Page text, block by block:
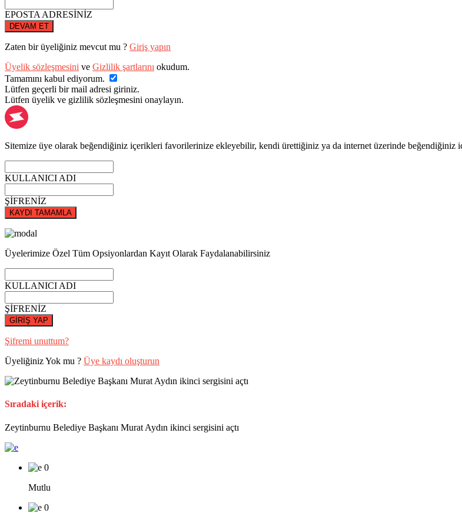
EPOSTA ADRESİNİZ
DEVAM ET
Zaten bir üyeliğiniz mevcut mu ? Giriş yapın
Üyelik sözleşmesini ve Gizlilik şartlarını okudum.
Tamamını kabul ediyorum.
Lütfen geçerli bir mail adresi giriniz.
Lütfen üyelik ve gizlilik sözleşmesini onaylayın.
Sitemize üye olarak beğendiğiniz içerikleri favorilerinize ekleyebilir, kendi ürettiğiniz ya da internet üzerinde
KULLANICI ADI
ŞİFRENİZ
KAYDI TAMAMLA
Üyelerimize Özel Tüm Opsiyonlardan Kayıt Olarak Faydalanabilirsiniz
KULLANICI ADI
ŞİFRENİZ
GİRİŞ YAP
Şifremi unuttum?
Üyeliğiniz Yok mu ? Üye kaydı oluşturun
Sıradaki içerik:
Zeytinburnu Belediye Başkanı Murat Aydın ikinci sergisini açtı
0
Mutlu
0